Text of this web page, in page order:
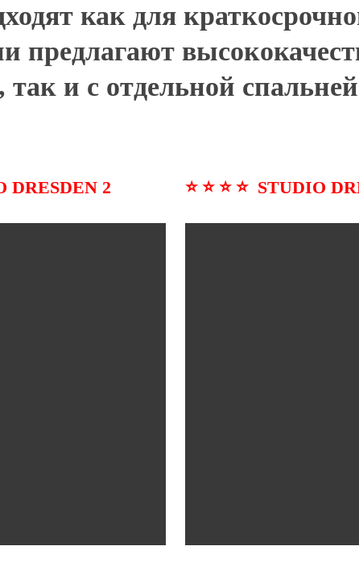
как для
предлагают
так и с отдельной
DRESDEN 2 ⭐ ⭐ ⭐ ⭐ STUDIO